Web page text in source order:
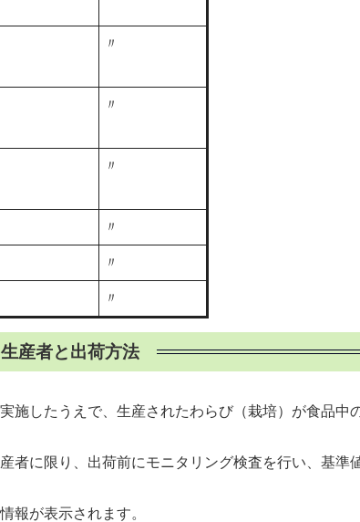
〃
〃
〃
〃
〃
〃
産者と出荷方法
したうえで、生産されたわらび（栽培）が食品中
に限り、出荷前にモニタリング検査を行い、基準
報が表示されます。